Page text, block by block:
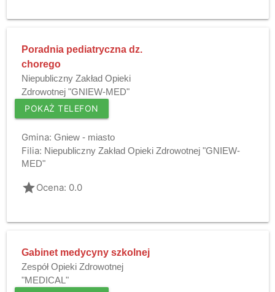
Poradnia pediatryczna dz.
chorego
Niepubliczny Zakład Opieki
Zdrowotnej "GNIEW-MED"
POKAŻ TELEFON
Gmina: Gniew - miasto
Filia: Niepubliczny Zakład Opieki Zdrowotnej "GNIEW-
MED"
gradeOcena: 0.0
Gabinet medycyny szkolnej
Zespół Opieki Zdrowotnej
"MEDICAL"